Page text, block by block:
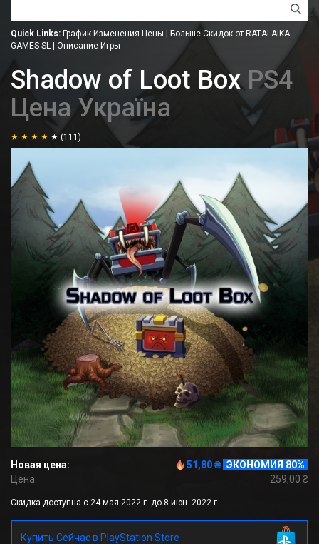
Quick Links: График Изменения Цены
Больше Скидок от RATALAIKA
GAMES SL
Описание Игры
Shadow of Loot BoxPS4
Цена Україна
(111)
Новая цена: 51,80 ₴ ЭКОНОМИЯ 80%
Цена:
259,00 ₴
Скидка доступна с 24 мая 2022 г. до 8 июн. 2022 г.
Купить Сейчас в PlayStation Store